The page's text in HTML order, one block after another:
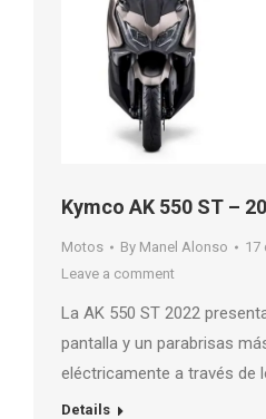
Kymco AK 550 ST –
Motos By Manel Alonso
17
Leave a comment
La AK 550 ST 2022
pantalla y un parabrisas
eléctricamente a través de
Details